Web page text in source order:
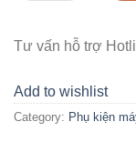
Tư vấn hỗ trợ
Add to wishlist
Category: Phụ kiện